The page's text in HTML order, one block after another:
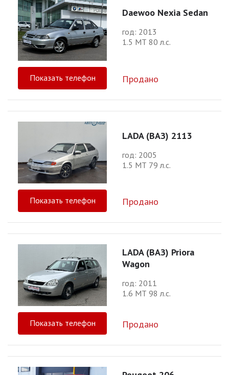
Daewoo Nexia Sedan
год: 2013
1.5 МТ 80 л.с.
Показать телефон Продано
LADA (ВАЗ) 2113
год: 2005
1.5 МТ 79 л.с.
Показать телефон Продано
LADA (ВАЗ) Priora
Wagon
год: 2011
1.6 МТ 98 л.с.
Показать телефон Продано